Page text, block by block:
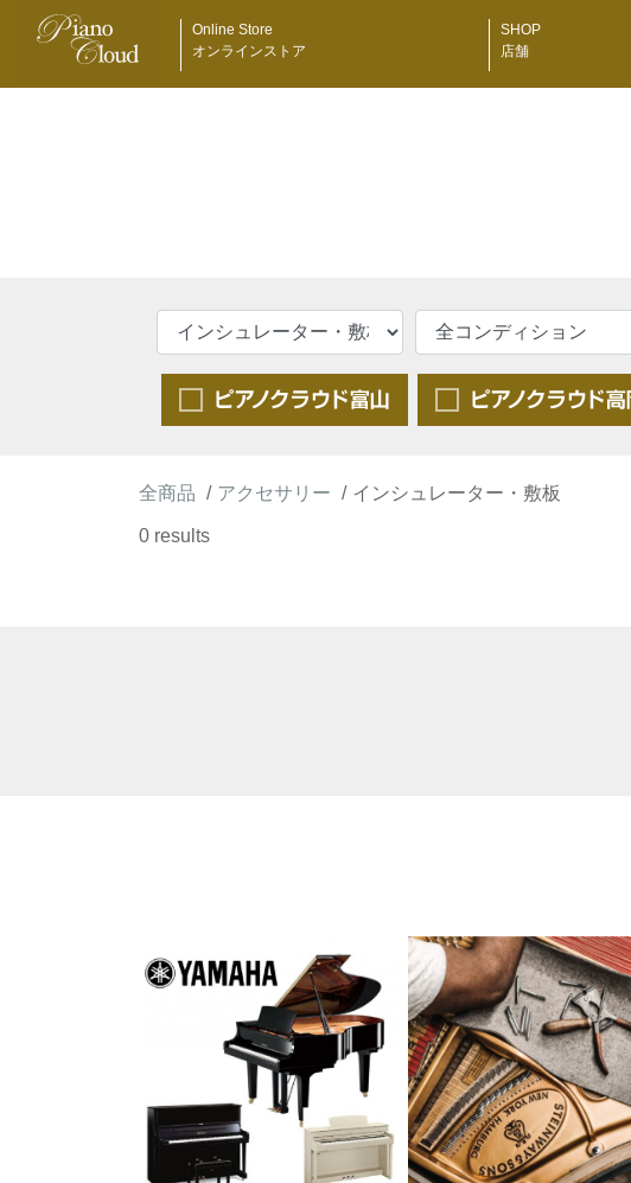
Online Store
オンラインストア
SHOP
店舗
全商品 アクセサリー インシュレーター・敷板
0 results